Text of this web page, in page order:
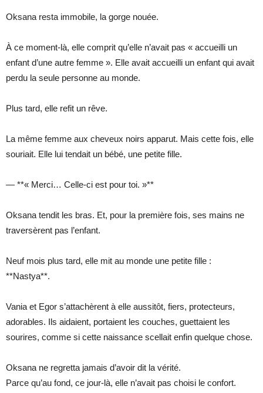
Oksana resta immobile, la gorge nouée.
À ce moment-là, elle comprit qu’elle n’avait pas « accueilli un
enfant d’une autre femme ». Elle avait accueilli un enfant qui avait
perdu la seule personne au monde.
Plus tard, elle refit un rêve.
La même femme aux cheveux noirs apparut. Mais cette fois, elle
souriait. Elle lui tendait un bébé, une petite fille.
— **« Merci… Celle-ci est pour toi. »**
Oksana tendit les bras. Et, pour la première fois, ses mains ne
traversèrent pas l’enfant.
Neuf mois plus tard, elle mit au monde une petite fille :
**Nastya**.
Vania et Egor s’attachèrent à elle aussitôt, fiers, protecteurs,
adorables. Ils aidaient, portaient les couches, guettaient les
sourires, comme si cette naissance scellait enfin quelque chose.
Oksana ne regretta jamais d’avoir dit la vérité.
Parce qu’au fond, ce jour-là, elle n’avait pas choisi le confort.